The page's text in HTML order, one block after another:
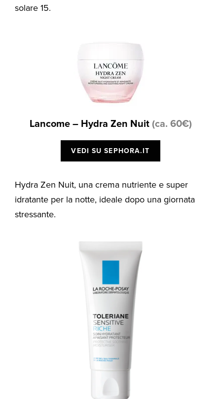
solare 15.
Lancome – Hydra Zen Nuit (ca. 60€)
VEDI SU SEPHORA.IT
Hydra Zen Nuit, una crema nutriente e super
idratante per la notte, ideale dopo una giornata
stressante.